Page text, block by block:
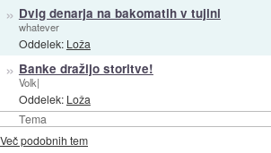
Tema
» Dvig denarja na bakomatih v tujini
whatever
Oddelek: Loža
» Banke dražijo storitve!
Volk|
Oddelek: Loža
Več podobnih tem